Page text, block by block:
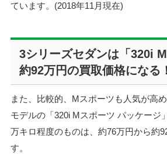
ています。 (2018年11月現在)
3シリーズセダンは「320i
約92万円の買取価格になる！
また、比較的、Mスポーツも人気が高
モデルの「320i Mスポーツ パッケージ
万キロ程度のものは、約76万円から約
す。